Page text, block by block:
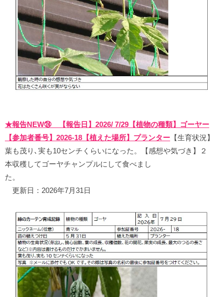
★報告NEW㉔ 【報告日】2026/ 7/29【植物の種類】ゴーヤー
【参加者番号】2026-18【植えた場所】プランター 【生育状況】
葉も茂り､実も10センチくらいになった。【感想や気づき】２
本収穫してゴーヤチャンプルにして食べまし
た。
更新日：2026年7月31日